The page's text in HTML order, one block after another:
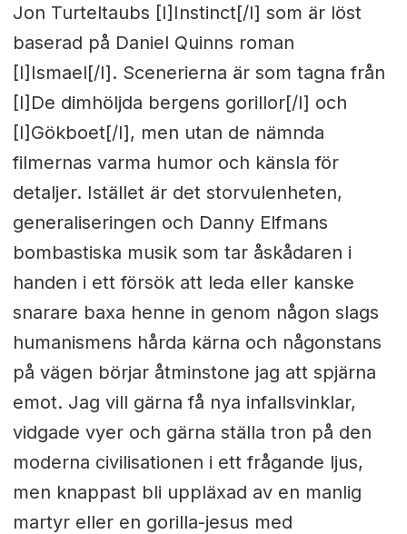
Jon Turteltaubs [I]Instinct[/I] som är löst
baserad på Daniel Quinns roman
[I]Ismael[/I]. Scenerierna är som tagna från
[I]De dimhöljda bergens gorillor[/I] och
[I]Gökboet[/I], men utan de nämnda
filmernas varma humor och känsla för
detaljer. Istället är det storvulenheten,
generaliseringen och Danny Elfmans
bombastiska musik som tar åskådaren i
handen i ett försök att leda eller kanske
snarare baxa henne in genom någon slags
humanismens hårda kärna och någonstans
på vägen börjar åtminstone jag att spjärna
emot. Jag vill gärna få nya infallsvinklar,
vidgade vyer och gärna ställa tron på den
moderna civilisationen i ett frågande ljus,
men knappast bli uppläxad av en manlig
martyr eller en gorilla-jesus med